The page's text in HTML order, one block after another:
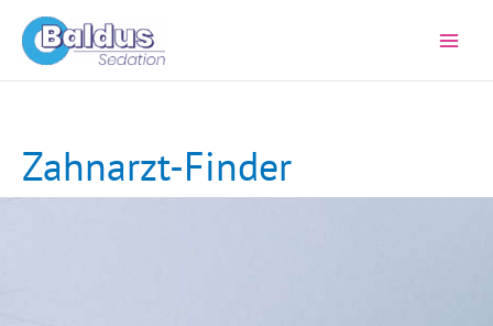
Inhalt
springen
Zahnarzt-Finder